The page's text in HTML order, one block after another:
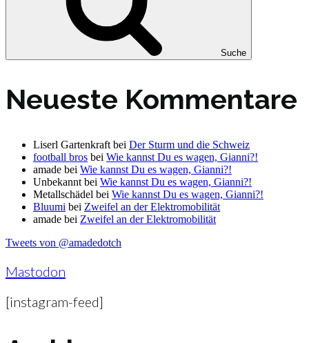
Suche
Neueste Kommentare
Liserl Gartenkraft bei Der Sturm und die Schweiz
football bros bei Wie kannst Du es wagen, Gianni?!
amade bei Wie kannst Du es wagen, Gianni?!
Unbekannt bei Wie kannst Du es wagen, Gianni?!
Metallschädel bei Wie kannst Du es wagen, Gianni?!
Bluumi bei Zweifel an der Elektromobilität
amade bei Zweifel an der Elektromobilität
Tweets von @amadedotch
Mastodon
[instagram-feed]